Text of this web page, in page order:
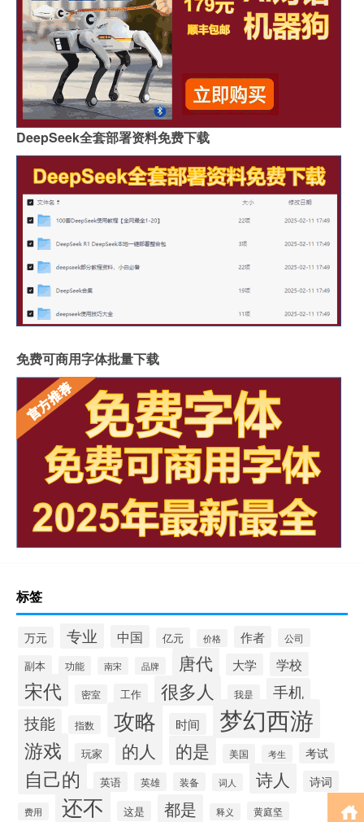
DeepSeek全套部署资料免费下载
免费可商用字体批量下载
标签
万元 专业 中国 亿元 价格 作者 公司
副本 功能 南宋 品牌 唐代 大学 学校
宋代 密室 工作 很多人 我是
手机
技能
指数 攻略 时间 梦幻西游
游戏 玩家 的人 的是 美国 考生 考试
自己的 英语 英雄 装备 词人 诗人 诗词
费用 还不 这是 都是 释义 黄庭坚